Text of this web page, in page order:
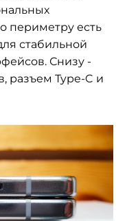
периметру есть
стабильной
Снизу -
разъем Type-C и